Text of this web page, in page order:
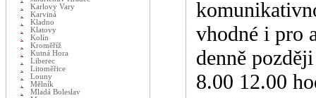
vhodné i pro
denně
8.00 12.00
Karlovy Vary
Karviná
Kladno
Klatovy
Kolín
Kroměříž
Kutná Hora
Liberec
Litoměřice
Louny
Mělník
Mladá Boleslav